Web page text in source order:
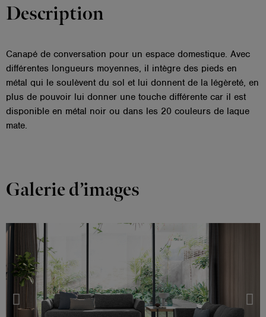
Description
Canapé de conversation pour un espace domestique. Avec
différentes longueurs moyennes, il intègre des pieds en
métal qui le soulèvent du sol et lui donnent de la légèreté, en
plus de pouvoir lui donner une touche différente car il est
disponible en métal noir ou dans les 20 couleurs de laque
mate.
Galerie d’images